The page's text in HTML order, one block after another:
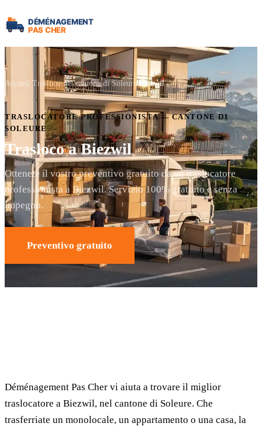
Accueil Trasloco nel cantone di Soleure Biezwil
TRASLOCATORE PROFESSIONISTA — CANTONE DI
SOLEURE
Trasloco a Biezwil
Ottenete il vostro preventivo gratuito da un traslocatore
professionista a Biezwil. Servizio 100% gratuito e senza
impegno.
Preventivo gratuito
Déménagement Pas Cher vi aiuta a trovare il miglior
traslocatore a Biezwil, nel cantone di Soleure. Che
trasferriate un monolocale, un appartamento o una casa, la